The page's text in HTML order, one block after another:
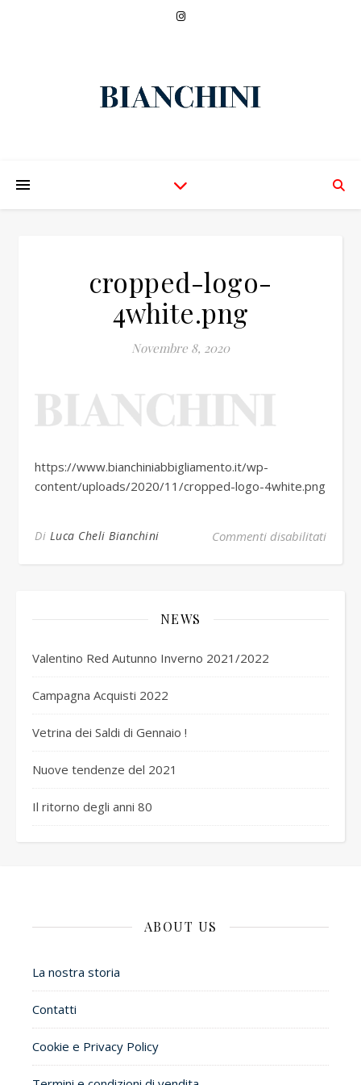
cropped-logo-
4white.png
Novembre 8, 2020
https://www.bianchiniabbigliamento.it/wp-
content/uploads/2020/11/cropped-logo-4white.png
Di Luca Cheli Bianchini Commenti disabilitatisu
NEWS
Valentino Red Autunno Inverno 2021/2022
Campagna Acquisti 2022
Vetrina dei Saldi di Gennaio !
Nuove tendenze del 2021
Il ritorno degli anni 80
ABOUT US
La nostra storia
Contatti
Cookie e Privacy Policy